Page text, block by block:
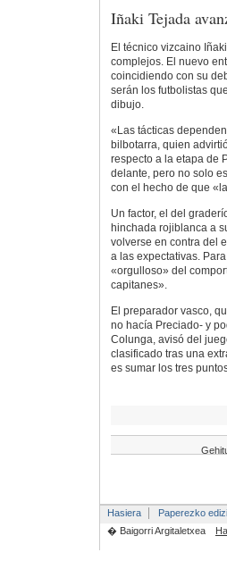
Iñaki Tejada
El técnico vizcaino
complejos. El nuevo
coincidiendo con su
serán los futbolistas
dibujo.
«Las tácticas
bilbotarra, quien
respecto a la etapa de
delante, pero no solo
con el hecho de que
Un factor, el del
hinchada rojiblanca a
volverse en contra del
a las expectativas.
«orgulloso» del
capitanes».
El preparador vasco,
no hacía Preciado- y
Colunga, avisó del
clasificado tras una
es sumar los tres
Hasiera Paperezko
� Baigorri Argitaletxea